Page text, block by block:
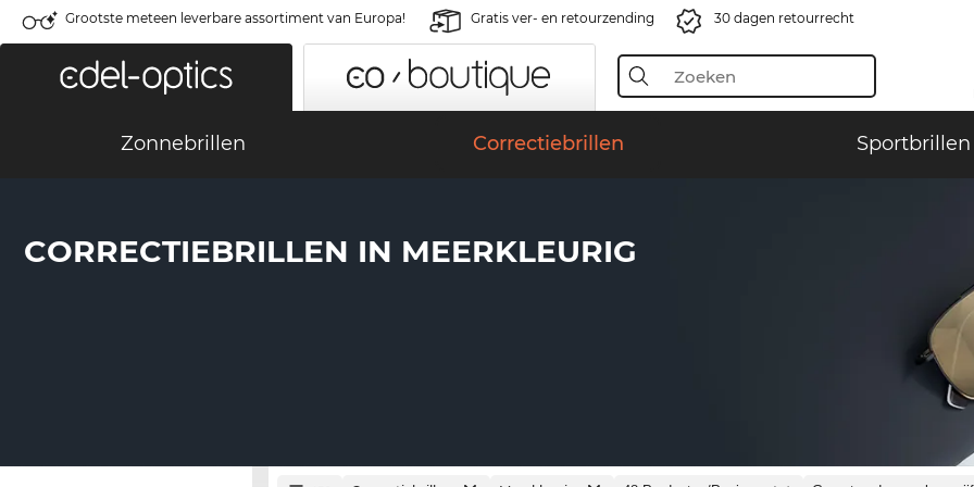
Grootste meteen leverbare assortiment van Europa! Gratis ver- en retourzending 30 dagen retourrecht
Zonnebrillen Correctiebrillen Sportbrillen
CORRECTIEBRILLEN IN MEERKLEURIG